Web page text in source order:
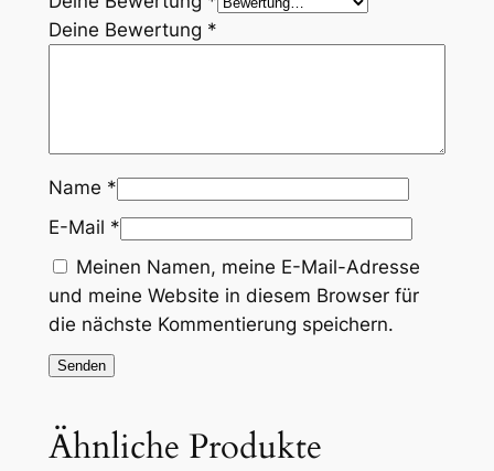
Deine Bewertung *
Name *
E-Mail *
Meinen Namen, meine E-Mail-Adresse
und meine Website in diesem Browser für
die nächste Kommentierung speichern.
Ähnliche Produkte